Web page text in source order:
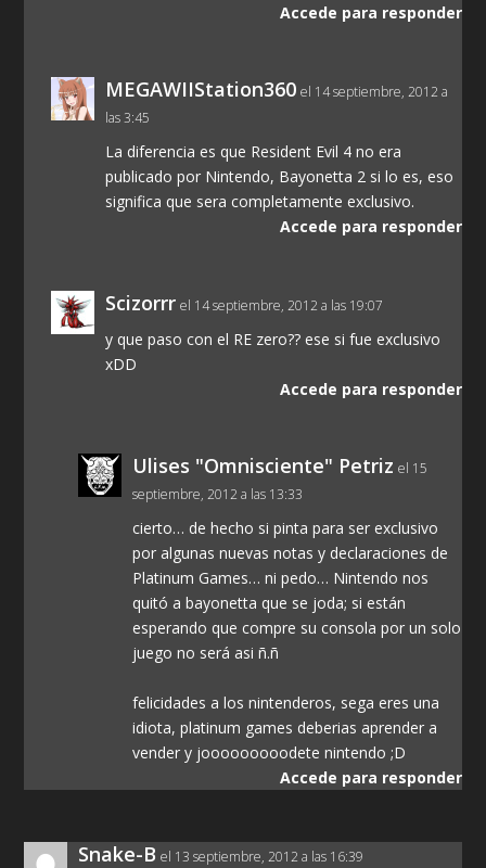
Accede para responder
MEGAWIIStation360 el 14 septiembre, 2012 a
las 3:45
La diferencia es que Resident Evil 4 no era
publicado por Nintendo, Bayonetta 2 si lo es, eso
significa que sera completamente exclusivo.
Accede para responder
Scizorrr el 14 septiembre, 2012 a las 19:07
y que paso con el RE zero?? ese si fue exclusivo
xDD
Accede para responder
Ulises "Omnisciente" Petriz el 15
septiembre, 2012 a las 13:33
cierto… de hecho si pinta para ser exclusivo
por algunas nuevas notas y declaraciones de
Platinum Games… ni pedo… Nintendo nos
quitó a bayonetta que se joda; si están
esperando que compre su consola por un solo
juego no será asi ñ.ñ
felicidades a los nintenderos, sega eres una
idiota, platinum games deberias aprender a
vender y jooooooooodete nintendo ;D
Accede para responder
Snake-B el 13 septiembre, 2012 a las 16:39